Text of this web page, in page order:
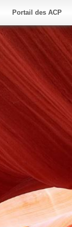
Portail des ACP